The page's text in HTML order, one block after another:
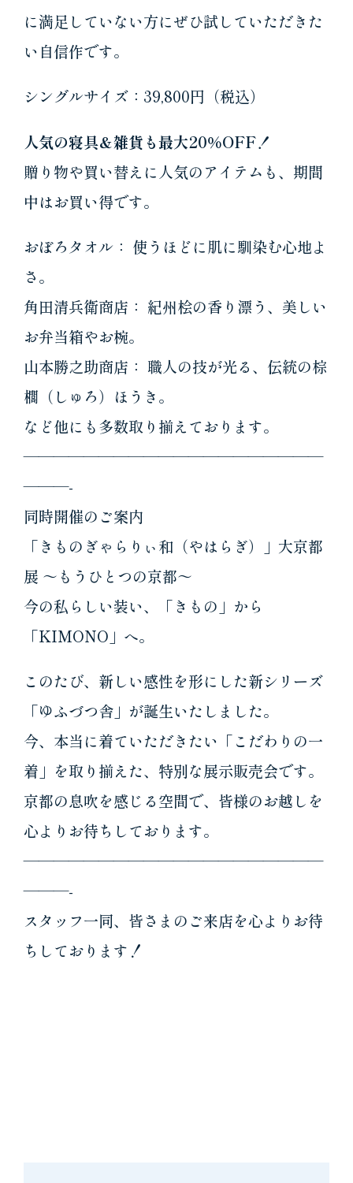
に満足していない方にぜひ試していただきた
い自信作です。
シングルサイズ：39,800円（税込）
人気の寝具＆雑貨も最大20％OFF！
贈り物や買い替えに人気のアイテムも、期間
中はお買い得です。
おぼろタオル： 使うほどに肌に馴染む心地よ
さ。
角田清兵衛商店： 紀州桧の香り漂う、美しい
お弁当箱やお椀。
山本勝之助商店： 職人の技が光る、伝統の棕
櫚（しゅろ）ほうき。
など他にも多数取り揃えております。
————————————————————
———-
同時開催のご案内
「きものぎゃらりぃ和（やはらぎ）」大京都
展 ～もうひとつの京都～
今の私らしい装い、「きもの」から
「KIMONO」へ。
このたび、新しい感性を形にした新シリーズ
「ゆふづつ舎」が誕生いたしました。
今、本当に着ていただきたい「こだわりの一
着」を取り揃えた、特別な展示販売会です。
京都の息吹を感じる空間で、皆様のお越しを
心よりお待ちしております。
————————————————————
———-
スタッフ一同、皆さまのご来店を心よりお待
ちしております！